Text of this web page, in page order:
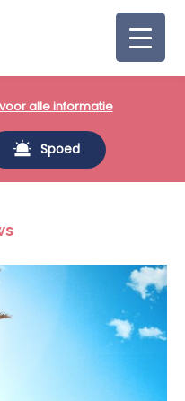
alle informatie
Spoed